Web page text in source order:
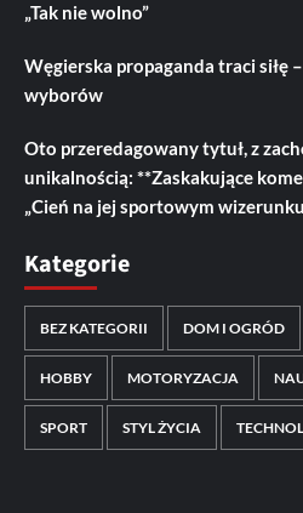
„Tak nie wolno”
Węgierska propaganda traci siłę
wyborów
Oto przeredagowany tytuł, z
unikalnością: **Zaskakujące
„Cień na jej sportowym
Kategorie
BEZ KATEGORII DOM I OGRÓD
HOBBY MOTORYZACJA
SPORT STYL ŻYCIA